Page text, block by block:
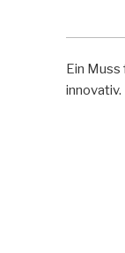
Ein Muss
innovativ.